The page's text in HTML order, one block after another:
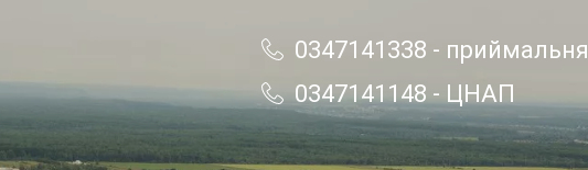
0347141338 - приймальня
0347141148 - ЦНАП